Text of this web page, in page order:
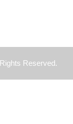
Reserved.